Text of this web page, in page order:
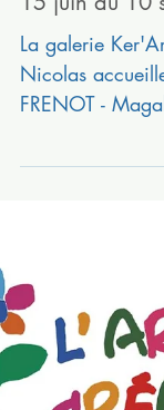
peintures et
15 juin au 10
La galerie
Nicolas